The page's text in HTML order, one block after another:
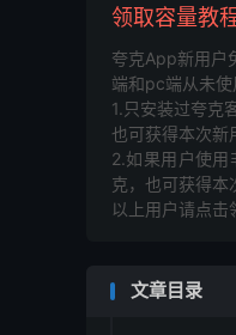
领取容量教
夸克App新用户
端和pc端从未使
1.只安装过夸克
也可获得本次新
2.如果用户使
克，也可获得本
以上用户请点击
文章目录